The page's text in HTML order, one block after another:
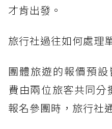
才肯出發。
旅行社過往如何處理
團體旅遊的報價預
費由兩位旅客共同分
報名參團時，旅行社